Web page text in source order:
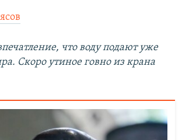
что воду подают уже
Скоро утиное говно из крана